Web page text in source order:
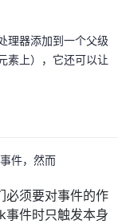
理器添加到一个父级
素上），它还可以让
件，然而
须要对事件的作
事件时只触发本身